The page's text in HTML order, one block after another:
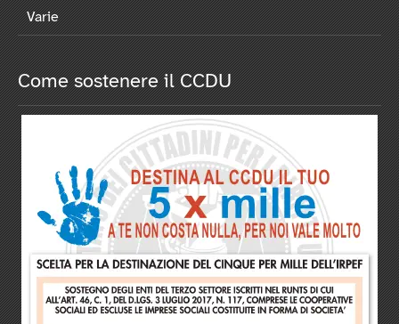
Varie
Come sostenere il CCDU